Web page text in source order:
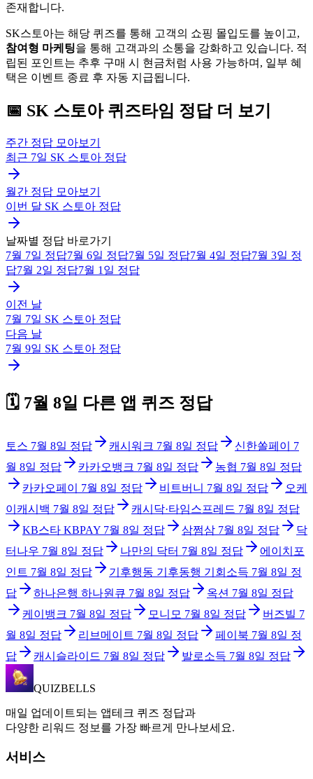
존재합니다.
SK스토아는 해당 퀴즈를 통해 고객의 쇼핑 몰입도를 높이고,
참여형 마케팅을 통해 고객과의 소통을 강화하고 있습니다. 적
립된 포인트는 추후 구매 시 현금처럼 사용 가능하며, 일부 혜
택은 이벤트 종료 후 자동 지급됩니다.
📅 SK 스토아 퀴즈타임 정답 더 보기
주간 정답 모아보기
최근 7일 SK 스토아 정답
월간 정답 모아보기
이번 달 SK 스토아 정답
날짜별 정답 바로가기
7월 7일 정답7월 6일 정답7월 5일 정답7월 4일 정답7월 3일 정
답7월 2일 정답7월 1일 정답
이전 날
7월 7일 SK 스토아 정답
다음 날
7월 9일 SK 스토아 정답
🗓️ 7월 8일 다른 앱 퀴즈 정답
토스 7월 8일 정답 캐시워크 7월 8일 정답 신한쏠페이
7
월 8일 정답 카카오뱅크 7월 8일 정답 농협 7월 8일 정답
카카오페이
7월 8일 정답 비트버니 7월 8일 정답
오케
이캐시백 7월 8일 정답 캐시닥·타임스프레드 7월 8일 정답
KB스타 KBPAY 7월 8일 정답 삼쩜삼 7월 8일 정답
닥
터나우 7월 8일 정답 나만의 닥터 7월 8일 정답
에이치포
인트 7월 8일 정답 기후행동 기후동행 기회소득 7월 8일 정
답
하나은행 하나원큐 7월 8일 정답 옥션 7월 8일 정답
케이뱅크 7월 8일 정답 모니모 7월 8일 정답 버즈빌 7
월 8일 정답 리브메이트 7월 8일 정답 페이북 7월 8일 정
답
캐시슬라이드 7월 8일 정답 발로소득 7월 8일 정답
QUIZBELLS
매일 업데이트되는 앱테크 퀴즈 정답과
다양한 리워드 정보를 가장 빠르게 만나보세요.
서비스